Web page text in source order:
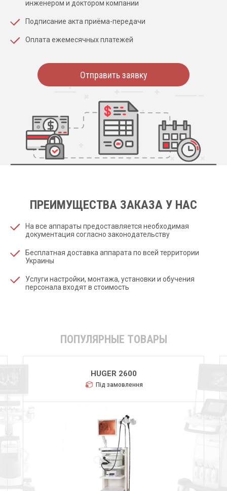
инженером и доктором компании
Подписание акта приёма-передачи
Оплата ежемесячных платежей
Отправить заявку
ПРЕИМУЩЕСТВА ЗАКАЗА У НАС
На все аппараты предоставляется необходимая
документация согласно законодательству
Бесплатная доставка аппарата по всей территории
Украины
Услуги настройки, монтажа, установки и обучения
персонала входят в стоимость
ПОПУЛЯРНЫЕ ТОВАРЫ
HUGER 2600
Під замовлення